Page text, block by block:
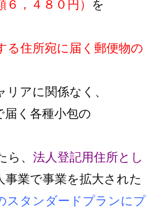
６，４８０円） を
る住所宛に届く郵便物の
アに関係なく、
く各種小包の
ら、 法人登記用住所とし
業で事業を拡大された
スタンダードプランにプ